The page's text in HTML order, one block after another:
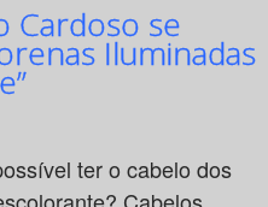
Cardoso se
Iluminadas
ter o cabelo dos
Cabelos